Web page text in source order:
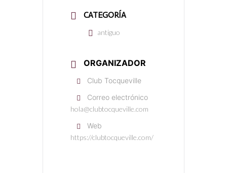
CATEGORÍA
antiguo
ORGANIZADOR
Club Tocqueville
Correo electrónico
hola@clubtocqueville.com
Web
https://clubtocqueville.com/